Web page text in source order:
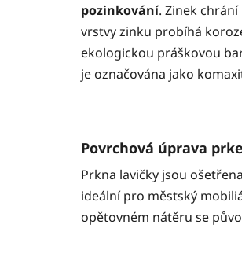
pozinkování. Zinek
vrstvy zinku probíhá
ekologickou práškovou
je označována jako
Povrchová úprava
Prkna lavičky jsou
ideální pro městský
opětovném nátěru se